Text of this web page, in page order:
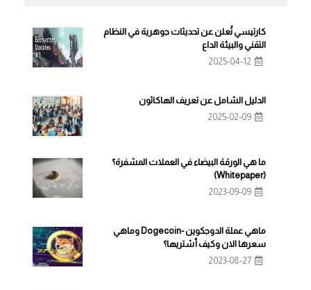
كارتيسي تُعلن عن تحديثات جوهرية في النظام
التقني والبيئة الداع
2025-04-12
الدليل الشامل عن تعريف الهاكاثون
2025-02-09
ما هي الورقة البيضاء في العملات المشفرة؟
(Whitepaper)
2023-09-09
ماهي عملة الدوجكوين -Dogecoin وماهي
سعرها الان وكيف أشتريها؟
2023-08-27